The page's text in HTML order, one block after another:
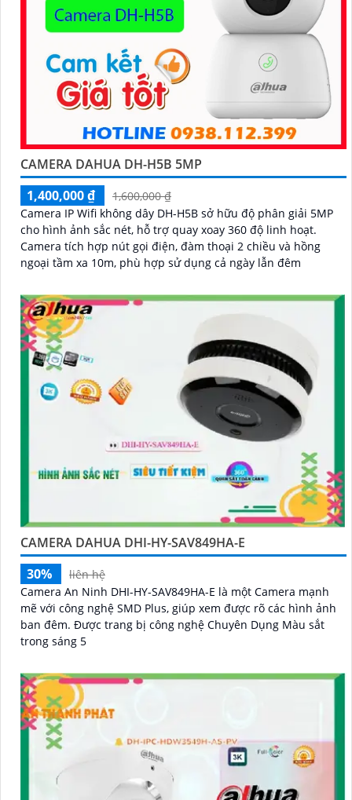
CAMERA DAHUA DH-H5B 5MP
1,400,000 ₫
1,600,000 ₫
Camera IP Wifi không dây DH-H5B sở hữu độ phân giải 5MP
cho hình ảnh sắc nét, hỗ trợ quay xoay 360 độ linh hoạt.
Camera tích hợp nút gọi điện, đàm thoại 2 chiều và hồng
ngoại tầm xa 10m, phù hợp sử dụng cả ngày lẫn đêm
CAMERA DAHUA DHI-HY-SAV849HA-E
30%
liên hệ
Camera An Ninh DHI-HY-SAV849HA-E là một Camera mạnh
mẽ với công nghệ SMD Plus, giúp xem được rõ các hình ảnh
ban đêm. Được trang bị công nghệ Chuyên Dụng Màu sắt
trong sáng 5